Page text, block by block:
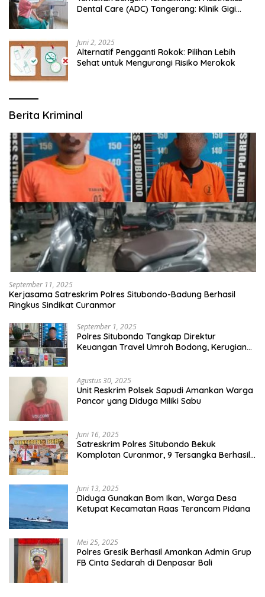
Dental Care (ADC) Tangerang: Klinik Gigi
Juni 2, 2025
Alternatif Pengganti Rokok: Pilihan Lebih
Sehat untuk Mengurangi Risiko Merokok
Berita Kriminal
September 11, 2025
Kerjasama Satreskrim Polres Situbondo-Badung Berhasil
Ringkus Sindikat Curanmor
September 1, 2025
Polres Situbondo Tangkap Direktur
Keuangan Travel Umroh Bodong, Kerugian
Agustus 30, 2025
Unit Reskrim Polsek Sapudi Amankan Warga
Pancor yang Diduga Miliki Sabu
Juni 16, 2025
Satreskrim Polres Situbondo Bekuk
Komplotan Curanmor, 9 Tersangka Berhasil
Juni 13, 2025
Diduga Gunakan Bom Ikan, Warga Desa
Ketupat Kecamatan Raas Terancam Pidana
Mei 25, 2025
Polres Gresik Berhasil Amankan Admin Grup
FB Cinta Sedarah di Denpasar Bali